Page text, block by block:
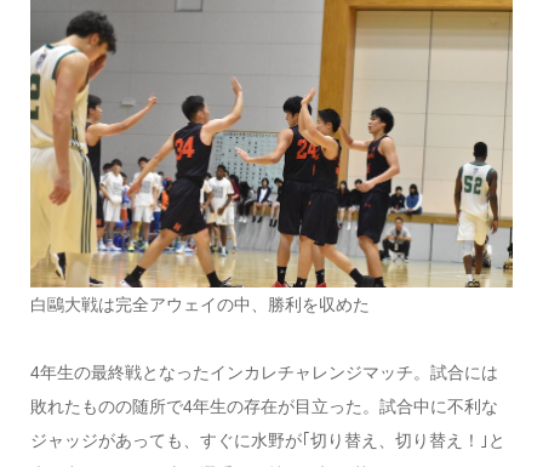
白鷗大戦は完全アウェイの中、勝利を収めた
4年生の最終戦となったインカレチャレンジマッチ。試合には
敗れたものの随所で4年生の存在が目立った。試合中に不利な
ジャッジがあっても、すぐに水野が｢切り替え、切り替え！｣と